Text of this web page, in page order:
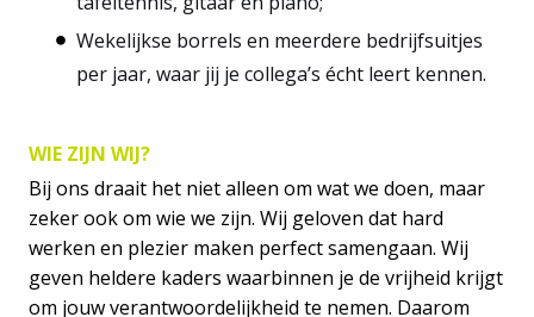
Wekelijkse borrels en meerdere bedrijfsuitjes
per jaar, waar jij je collega’s écht leert kennen.
WIE ZIJN WIJ?
Bij ons draait het niet alleen om wat we doen, maar
zeker ook om wie we zijn. Wij geloven dat hard
werken en plezier maken perfect samengaan. Wij
geven heldere kaders waarbinnen je de vrijheid krijgt
om jouw verantwoordelijkheid te nemen. Daarom